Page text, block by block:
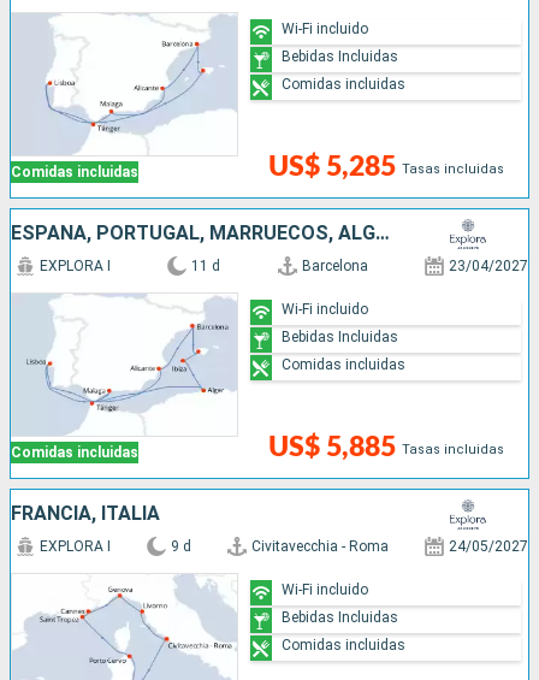
Comidas incluidas US$ 5,285 Tasas incluidas
Wi-Fi incluido
Bebidas Incluidas
Comidas incluidas
ESPAÑA, PORTUGAL, MARRUECOS, ALGERIA
Comidas incluidas
EXPLORA I 11 d Barcelona 23/04/2027
US$ 5,885 Tasas incluidas
Wi-Fi incluido
Bebidas Incluidas
Comidas incluidas
FRANCIA, ITALIA
EXPLORA I 9 d Civitavecchia - Roma 24/05/2027
Wi-Fi incluido
Bebidas Incluidas
Comidas incluidas